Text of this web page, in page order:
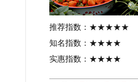
推荐指数：★★★★★
知名指数：★★★★
实惠指数：★★★★